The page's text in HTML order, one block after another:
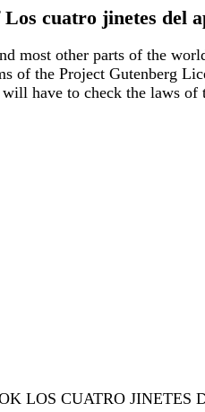
Los cuatro jinetes del
most other parts of the
of the Project Gutenberg
have to check the laws of
LOS CUATRO JINETES